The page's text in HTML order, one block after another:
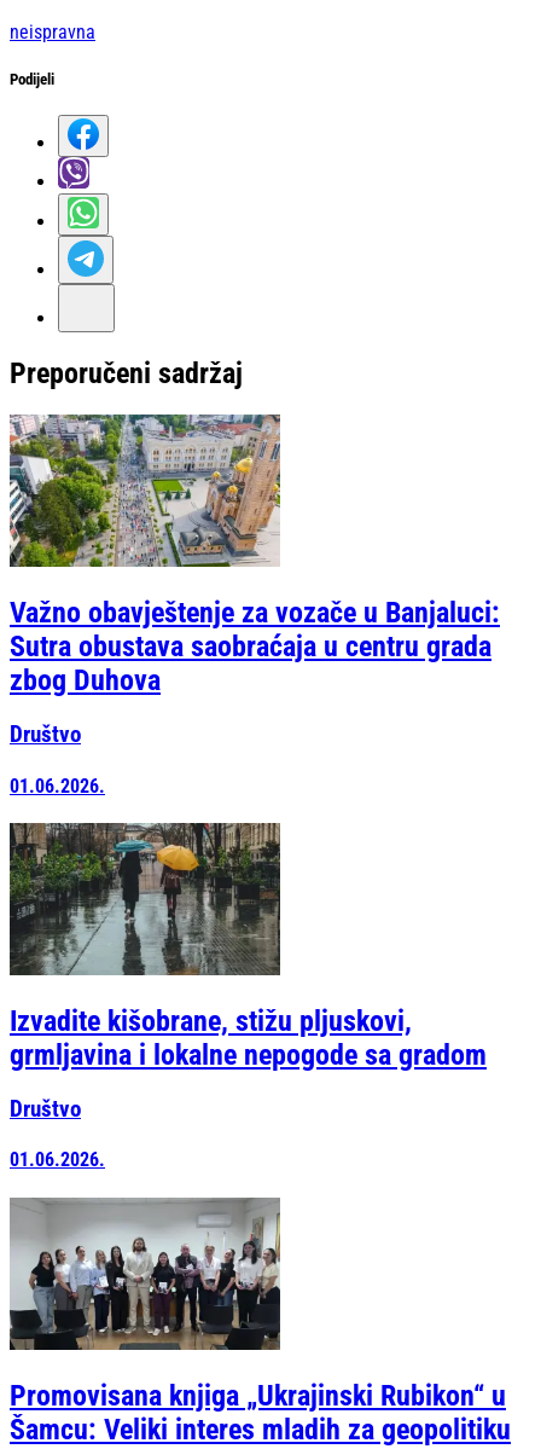
neispravna
Podijeli
Preporučeni sadržaj
Važno obavještenje za vozače u Banjaluci:
Sutra obustava saobraćaja u centru grada
zbog Duhova
Društvo
01.06.2026.
Izvadite kišobrane, stižu pljuskovi,
grmljavina i lokalne nepogode sa gradom
Društvo
01.06.2026.
Promovisana knjiga „Ukrajinski Rubikon“ u
Šamcu: Veliki interes mladih za geopolitiku